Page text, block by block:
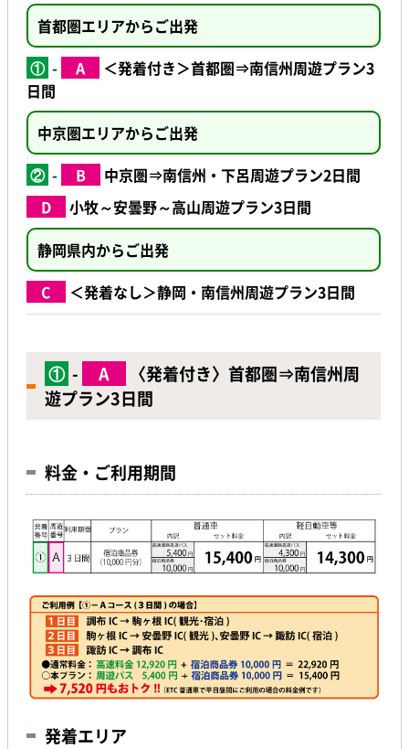
首都圏エリアからご出発
① - A
＜発着付き＞首都圏⇒南信州周遊プラン3
日間
中京圏エリアからご出発
② - B
中京圏⇒南信州・下呂周遊プラン2日間
D
小牧～安曇野～高山周遊プラン3日間
静岡県内からご出発
C
＜発着なし＞静岡・南信州周遊プラン3日間
① - A
〈発着付き〉首都圏⇒南信州周
遊プラン3日間
料金・ご利用期間
発着エリア